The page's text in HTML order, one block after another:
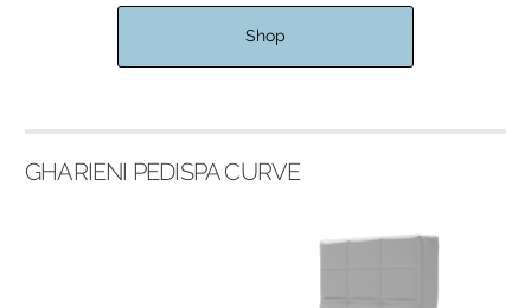
Shop
GHARIENI PEDISPA CURVE